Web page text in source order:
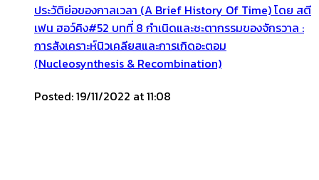
ประวัติย่อของกาลเวลา (A Brief History Of Time) โดย สตี
เฟน ฮอว์คิง#52 บทที่ 8 กำเนิดและชะตากรรมของจักรวาล :
การสังเคราะห์นิวเคลียสและการเกิดอะตอม
(Nucleosynthesis & Recombination)
Posted: 19/11/2022 at 11:08